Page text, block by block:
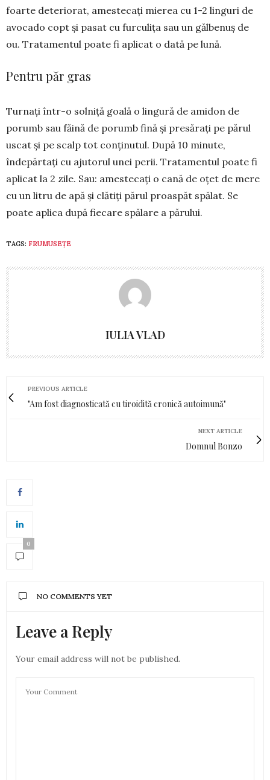
foarte deteriorat, ames­tecaţi mie­rea cu 1-2 lin­guri de
avocado copt şi pasat cu furculiţa sau un gălbenuş de
ou. Trata­men­tul poate fi aplicat o da­tă pe lună.
Pentru păr gras
Turnaţi într-o solniţă goală o lin­gură de amidon de
porumb sau făină de po­rumb fină şi presăraţi pe părul
uscat şi pe scalp tot conţinutul. După 10 minute,
îndepărtaţi cu ajutorul unei perii. Tra­tamentul poate fi
aplicat la 2 zile. Sau: amestecaţi o cană de oţet de mere
cu un litru de apă şi clătiţi părul proaspăt spă­lat. Se
poate aplica după fiecare spălare a părului.
TAGS: FRUMUSEȚE
IULIA VLAD
PREVIOUS ARTICLE
"Am fost diag­nosticată cu tiroidită cronică autoimună"
NEXT ARTICLE
Domnul Bonzo
0
NO COMMENTS YET
Leave a Reply
Your email address will not be published.